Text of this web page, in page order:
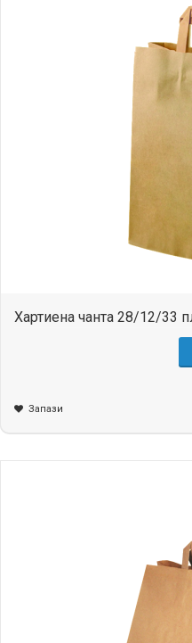
Хартиена чанта 28/12/33
Запази